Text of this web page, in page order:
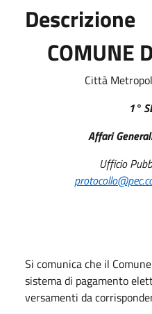
Descrizione
COMUNE
Città
1°
Affari
Ufficio
Si comunica che il
sistema di pagamento
versamenti da